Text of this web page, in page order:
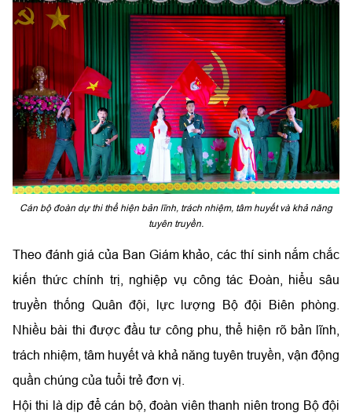
Cán bộ đoàn dự thi thể hiện bản lĩnh, trách nhiệm, tâm huyết và khả năng
tuyên truyền.
Theo đánh giá của Ban Giám khảo, các thí sinh nắm chắc
kiến thức chính trị, nghiệp vụ công tác Đoàn, hiểu sâu
truyền thống Quân đội, lực lượng Bộ đội Biên phòng.
Nhiều bài thi được đầu tư công phu, thể hiện rõ bản lĩnh,
trách nhiệm, tâm huyết và khả năng tuyên truyền, vận động
quần chúng của tuổi trẻ đơn vị.
Hội thi là dịp để cán bộ, đoàn viên thanh niên trong Bộ đội